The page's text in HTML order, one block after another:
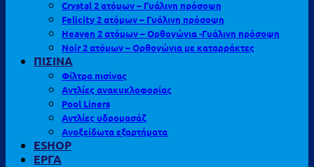
Crystal 2 ατόμων – Γυάλινη πρόσοψη
Felicity 2 ατόμων – Γυάλινη πρόσοψη
Heaven 2 ατόμων – Ορθογώνια -Γυάλινη πρόσοψη
Noir 2 ατόμων – Ορθογώνια με καταρράκτες
ΠΙΣΙΝΑ
Φίλτρα πισίνας
Αντλίες ανακυκλοφορίας
Pool Liners
Αντλίες υδρομασάζ
Ανοξείδωτα εξαρτήματα
ESHOP
ΕΡΓΑ